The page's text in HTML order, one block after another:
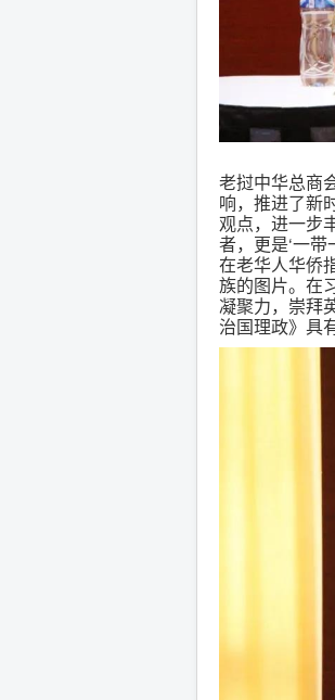
老挝中华总商
响，推进了新
观点，进一步
者，更是‘一
在老华人华侨
族的图片。在
凝聚力，崇拜
治国理政》具